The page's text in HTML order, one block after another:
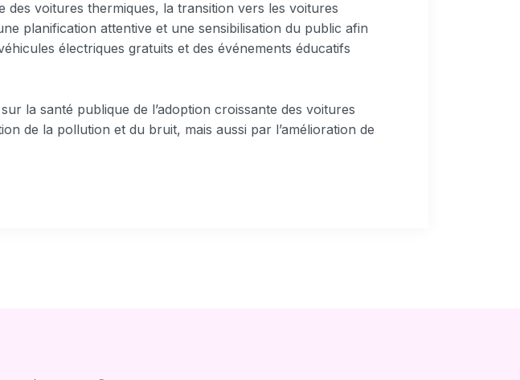
des voitures thermiques, la transition vers les voitures
planification attentive et une sensibilisation du public afin
électriques gratuits et des événements éducatifs
la santé publique de l’adoption croissante des voitures
de la pollution et du bruit, mais aussi par l’amélioration de